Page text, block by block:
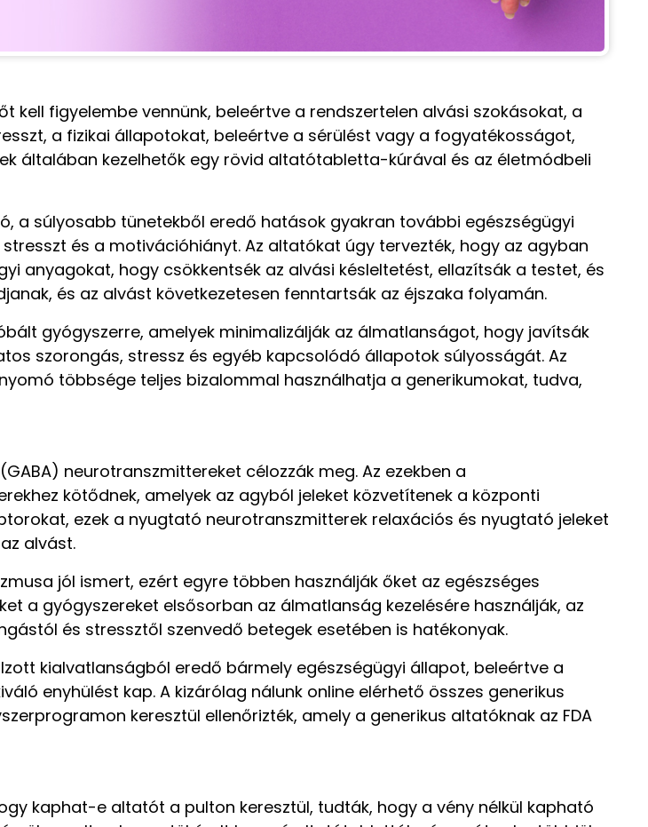
figyelembe vennünk, beleértve a rendszertelen alvási szokásokat, a
a fizikai állapotokat, beleértve a sérülést vagy a fogyatékosságot,
általában kezelhetők egy rövid altatótabletta-kúrával és az életmódbeli
a súlyosabb tünetekből eredő hatások gyakran további egészségügyi
és a motivációhiányt. Az altatókat úgy tervezték, hogy az agyban
anyagokat, hogy csökkentsék az alvási késleltetést, ellazítsák a testet, és
és az alvást következetesen fenntartsák az éjszaka folyamán.
gyógyszerre, amelyek minimalizálják az álmatlanságot, hogy javítsák
szorongás, stressz és egyéb kapcsolódó állapotok súlyosságát. Az
többsége teljes bizalommal használhatja a generikumokat, tudva,
neurotranszmittereket célozzák meg. Az ezekben a
kötődnek, amelyek az agyból jeleket közvetítenek a központi
ezek a nyugtató neurotranszmitterek relaxációs és nyugtató jeleket
alvást.
jól ismert, ezért egyre többen használják őket az egészséges
a gyógyszereket elsősorban az álmatlanság kezelésére használják, az
és stressztől szenvedő betegek esetében is hatékonyak.
kialvatlanságból eredő bármely egészségügyi állapot, beleértve a
enyhülést kap. A kizárólag nálunk online elérhető összes generikus
keresztül ellenőrizték, amely a generikus altatóknak az FDA
kaphat-e altatót a pulton keresztül, tudták, hogy a vény nélkül kapható